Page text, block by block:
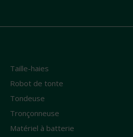
Taille-haies
Robot de tonte
Tondeuse
Tronçonneuse
Matériel à batterie